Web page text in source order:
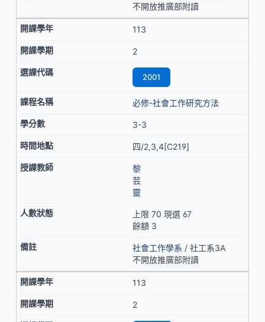
不開放推廣部附讀
113
2
2001
必修-社會工作研究方法
3-3
四/2,3,4[C219]
黎
芸
靈
上限 70 現選 67
餘額 3
社會工作學系 / 社工系3A
不開放推廣部附讀
113
2